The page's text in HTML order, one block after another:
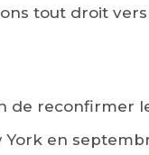
tout droit
de reconfirmer
York en